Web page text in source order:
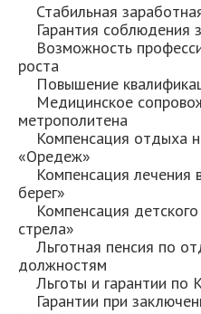
Стабильная
Гарантия соблюдения
Возможность
роста
Повышение
Медицинское
метрополитена
Компенсация отдыха
«Оредеж»
Компенсация лечения
берег»
Компенсация
стрела»
Льготная пенсия по
должностям
Льготы и гарантии по
Гарантии при